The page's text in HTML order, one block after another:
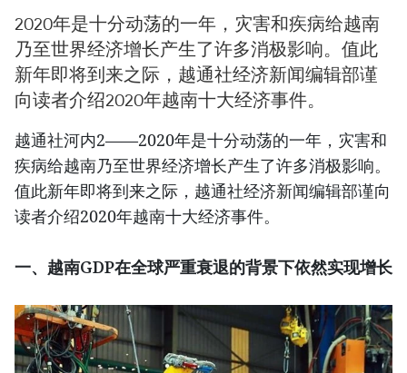
2020年是十分动荡的一年，灾害和疾病给越南
乃至世界经济增长产生了许多消极影响。值此
新年即将到来之际，越通社经济新闻编辑部谨
向读者介绍2020年越南十大经济事件。
越通社河内2——2020年是十分动荡的一年，灾害和
疾病给越南乃至世界经济增长产生了许多消极影响。
值此新年即将到来之际，越通社经济新闻编辑部谨向
读者介绍2020年越南十大经济事件。
一、越南GDP在全球严重衰退的背景下依然实现增长